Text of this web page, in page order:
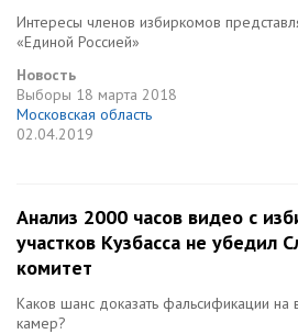
Интересы членов избиркомов
«Единой Россией»
Новость
Выборы 18 марта 2018
Московская область
02.04.2019
Анализ 2000 часов видео с
участков Кузбасса не убедил
комитет
Каков шанс доказать фальсификации
камер?